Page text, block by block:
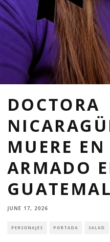
DOCTORA
MUERE
ARMADO
JUNE 17, 2026
PERSONAJES PORTADA SALUD